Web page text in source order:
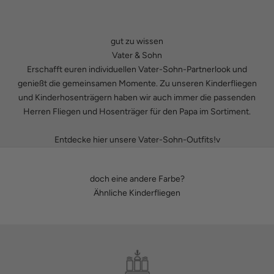
gut zu wissen
Vater & Sohn
Erschafft euren individuellen Vater-Sohn-Partnerlook und
genießt die gemeinsamen Momente. Zu unseren Kinderfliegen
und Kinderhosenträgern haben wir auch immer die passenden
Herren Fliegen und Hosenträgerfür den Papa im Sortiment.
Entdecke hier unsere Vater-Sohn-Outfits!v
doch eine andere Farbe?
Ähnliche Kinderfliegen